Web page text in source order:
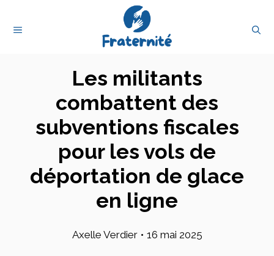
MENU
Les militants
combattent des
subventions fiscales
pour les vols de
déportation de glace
en ligne
Axelle Verdier • 16 mai 2025